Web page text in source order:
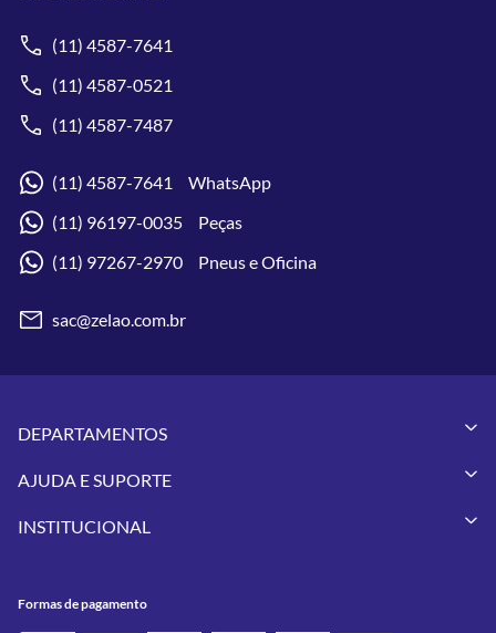
(11) 4587-7641
(11) 4587-0521
(11) 4587-7487
(11) 4587-7641 WhatsApp
(11) 96197-0035 Peças
(11) 97267-2970 Pneus e Oficina
sac@zelao.com.br
DEPARTAMENTOS
Vestuários
Pneus
Utilidades
AJUDA E SUPORTE
Meus Pedidos
INSTITUCIONAL
Contato
Formas de pagamento